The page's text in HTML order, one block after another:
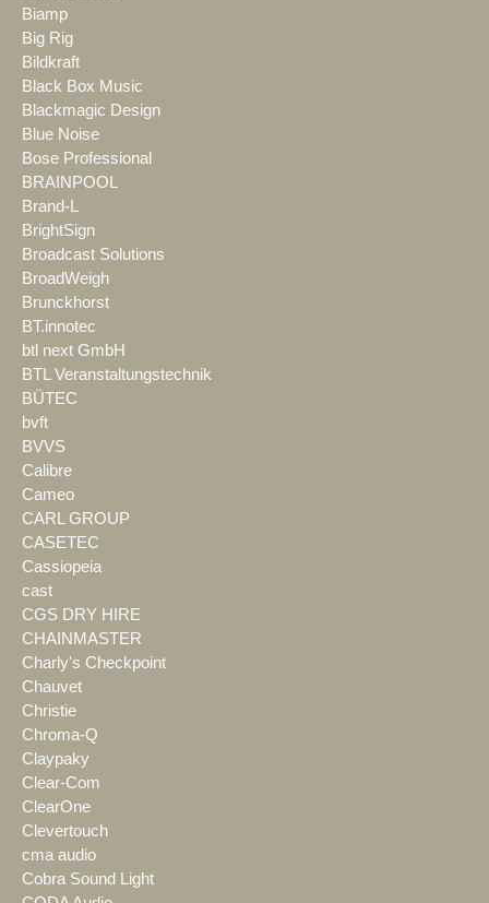
Biamp
Big Rig
Bildkraft
Black Box Music
Blackmagic Design
Blue Noise
Bose Professional
BRAINPOOL
Brand-L
BrightSign
Broadcast Solutions
BroadWeigh
Brunckhorst
BT.innotec
btl next GmbH
BTL Veranstaltungstechnik
BÜTEC
bvft
BVVS
Calibre
Cameo
CARL GROUP
CASETEC
Cassiopeia
cast
CGS DRY HIRE
CHAINMASTER
Charly's Checkpoint
Chauvet
Christie
Chroma-Q
Claypaky
Clear-Com
ClearOne
Clevertouch
cma audio
Cobra Sound Light